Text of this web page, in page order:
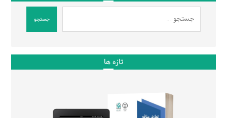
جستجو
تازه ها